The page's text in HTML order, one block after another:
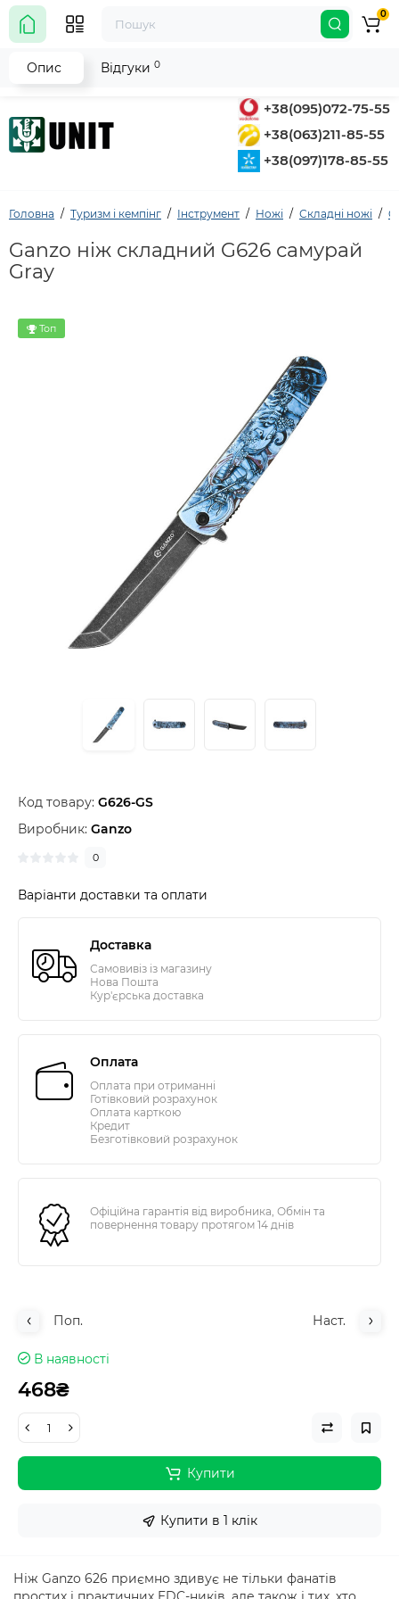
+38(095)072-75-55
+38(063)211-85-55
+38(097)178-85-55
0
Головна Туризм і кемпінг Інструмент Ножі Складні ножі
Ganzo ніж складний G626 самурай
Gray
Топ
Код товару: G626-GS
Виробник: Ganzo
0
Варіанти доставки та оплати
Доставка
Самовивіз із магазину
Нова Пошта
Кур'єрська доставка
Оплата
Оплата при отриманні
Готівковий розрахунок
Оплата карткою
Кредит
Безготівковий розрахунок
Офіційна гарантія від виробника, Обмін та
повернення товару протягом 14 днів
Поп. Наст.
В наявності
468₴
Купити
Купити в 1 клік
Опис Відгуки 0
Ніж Ganzo 626 приємно здивує не тільки фанатів